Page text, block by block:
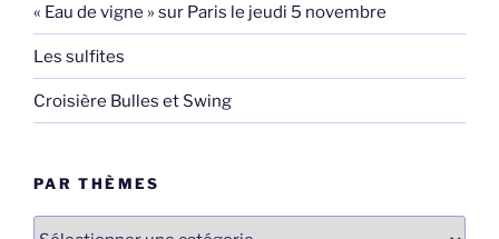
« Eau de vigne » sur Paris le jeudi 5 novembre
Les sulfites
Croisière Bulles et Swing
PAR THÈMES
par